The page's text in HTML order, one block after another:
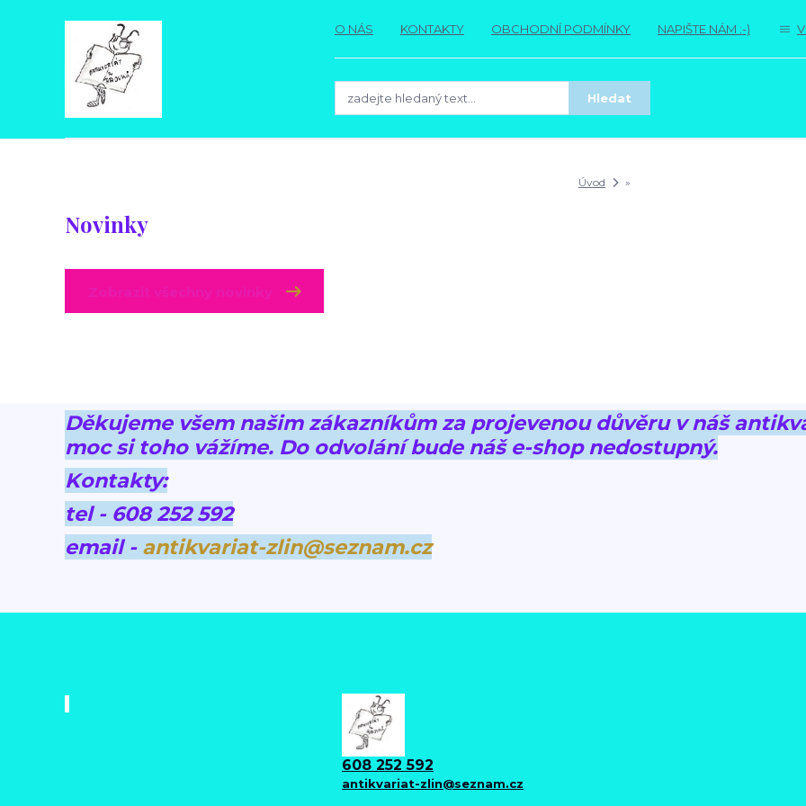
O NÁS KONTAKTY OBCHODNÍ PODMÍNKY NAPIŠTE NÁM :-)
Hledat
Úvod »
Novinky
Děkujeme všem našim zákazníkům za projevenou důvěru v náš
moc si toho vážíme. Do odvolání bude náš e-shop nedostupný.
Kontakty:
tel - 608 252 592
email - antikvariat-zlin@seznam.cz
608 252 592
antikvariat-zlin@seznam.cz